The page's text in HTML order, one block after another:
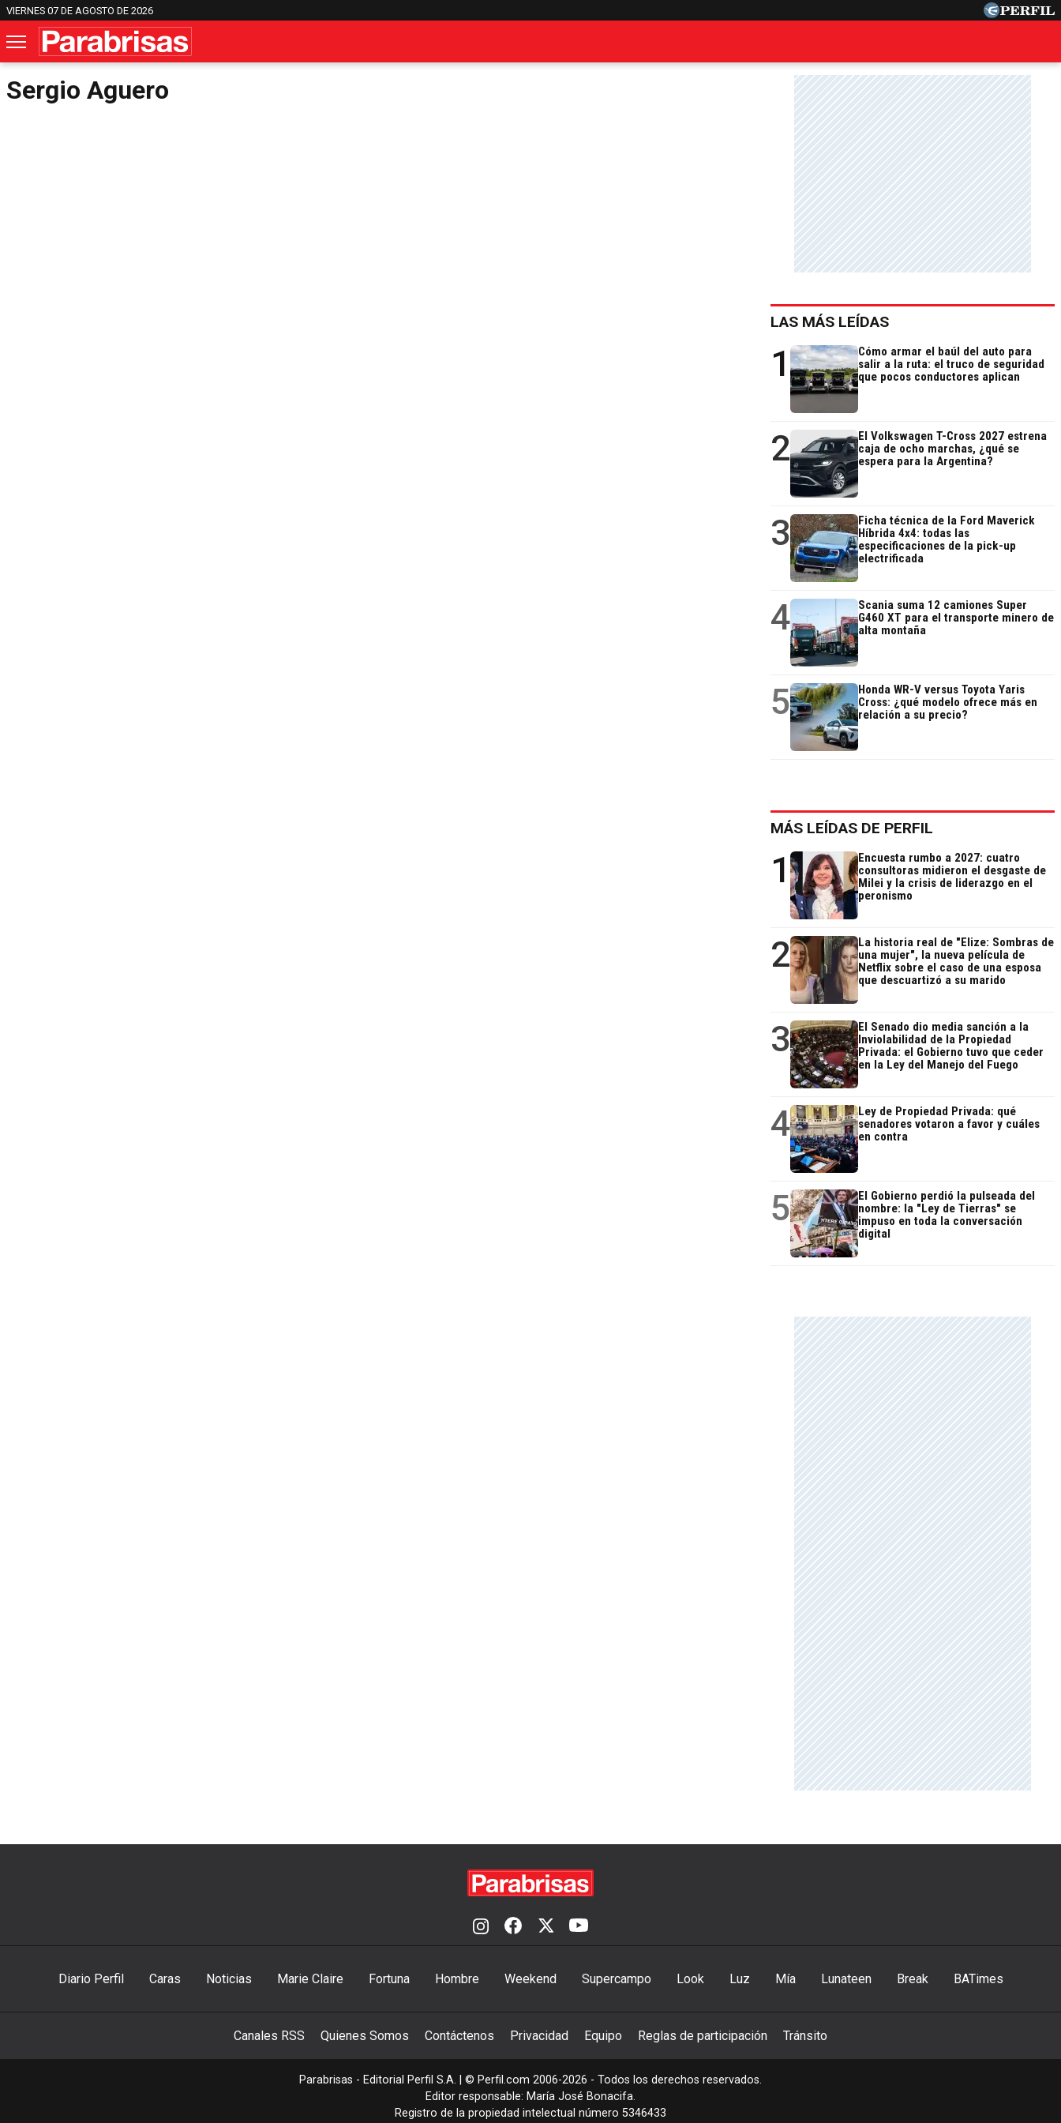
VIERNES 07 DE AGOSTO DE 2026
Sergio Aguero
LAS MÁS LEÍDAS
1
Cómo armar el baúl del auto para
salir a la ruta: el truco de seguridad
que pocos conductores aplican
2
El Volkswagen T-Cross 2027 estrena
caja de ocho marchas, ¿qué se
espera para la Argentina?
3
Ficha técnica de la Ford Maverick
Híbrida 4x4: todas las
especificaciones de la pick-up
electrificada
4
Scania suma 12 camiones Super
G460 XT para el transporte minero de
alta montaña
5
Honda WR-V versus Toyota Yaris
Cross: ¿qué modelo ofrece más en
relación a su precio?
MÁS LEÍDAS DE PERFIL
1
Encuesta rumbo a 2027: cuatro
consultoras midieron el desgaste de
Milei y la crisis de liderazgo en el
peronismo
2
La historia real de "Elize: Sombras de
una mujer", la nueva película de
Netflix sobre el caso de una esposa
que descuartizó a su marido
3
El Senado dio media sanción a la
Inviolabilidad de la Propiedad
Privada: el Gobierno tuvo que ceder
en la Ley del Manejo del Fuego
4
Ley de Propiedad Privada: qué
senadores votaron a favor y cuáles
en contra
5
El Gobierno perdió la pulseada del
nombre: la "Ley de Tierras" se
impuso en toda la conversación
digital
Diario Perfil Caras Noticias Marie Claire Fortuna Hombre Weekend Supercampo Look Luz Mía Lunateen Break BATimes
Canales RSS Quienes Somos Contáctenos Privacidad Equipo Reglas de participación Tránsito
Parabrisas - Editorial Perfil S.A. | © Perfil.com 2006-2026 - Todos los derechos reservados.
Editor responsable: María José Bonacifa.
Registro de la propiedad intelectual número 5346433